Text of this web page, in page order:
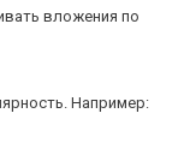
вложения по
Например: